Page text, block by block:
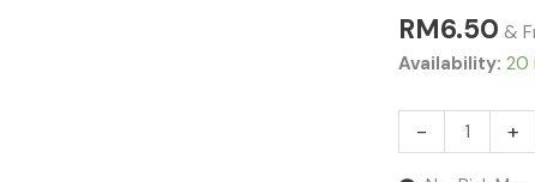
RM6.50 &
Availability: 20
-
quantity
+